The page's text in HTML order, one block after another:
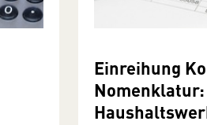
Einreihung
Nomenklatur: